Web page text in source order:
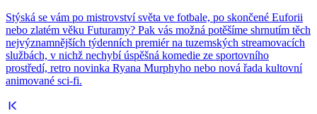
Stýská se vám po mistrovství světa ve fotbale, po skončené Euforii
nebo zlatém věku Futuramy? Pak vás možná potěšíme shrnutím těch
nejvýznamnějších týdenních premiér na tuzemských streamovacích
službách, v nichž nechybí úspěšná komedie ze sportovního
prostředí, retro novinka Ryana Murphyho nebo nová řada kultovní
animované sci-fi.